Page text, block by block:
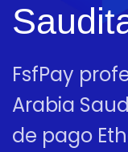
FsfPay
Arabia
de pago